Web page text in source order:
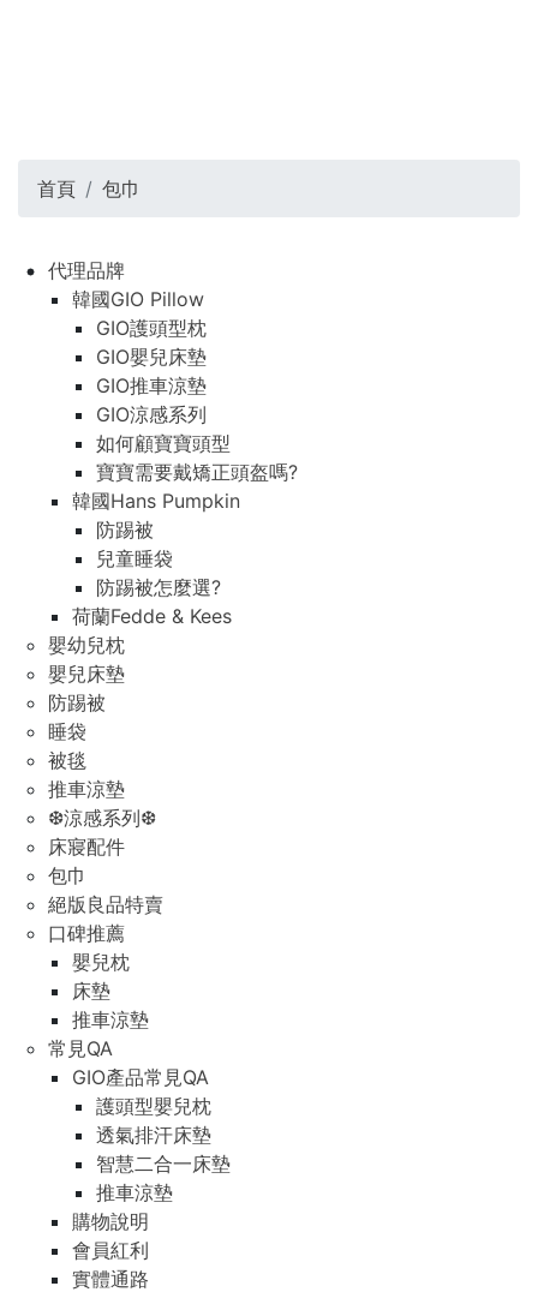
首頁 包巾
代理品牌
韓國GIO Pillow
GIO護頭型枕
GIO嬰兒床墊
GIO推車涼墊
GIO涼感系列
如何顧寶寶頭型
寶寶需要戴矯正頭盔嗎?
韓國Hans Pumpkin
防踢被
兒童睡袋
防踢被怎麼選?
荷蘭Fedde & Kees
嬰幼兒枕
嬰兒床墊
防踢被
睡袋
被毯
推車涼墊
❆涼感系列❆
床寢配件
包巾
絕版良品特賣
口碑推薦
嬰兒枕
床墊
推車涼墊
常見QA
GIO產品常見QA
護頭型嬰兒枕
透氣排汗床墊
智慧二合一床墊
推車涼墊
購物說明
會員紅利
實體通路